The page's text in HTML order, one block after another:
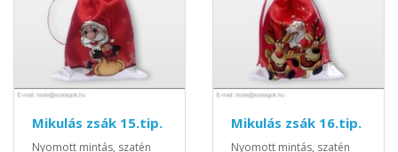
Mikulás zsák 15.tip.
Nyomott mintás, szatén
Mikulás zsák 16.tip.
Nyomott mintás, szatén